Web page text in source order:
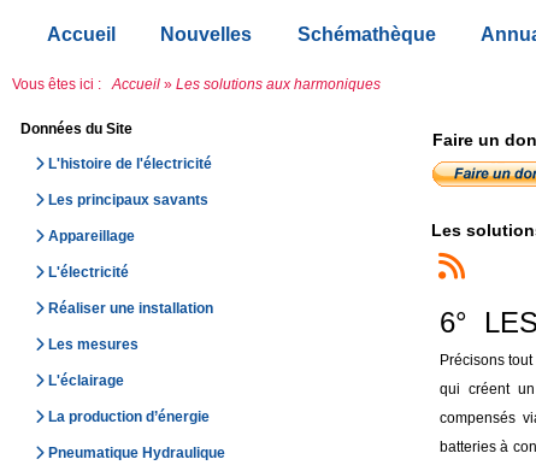
Accueil Nouvelles Schémathèque
Vous êtes ici : Accueil » Les solutions aux harmoniques
Données du Site
L'histoire de l'électricité
Les principaux savants
Appareillage
L'électricité
Réaliser une installation
Les mesures
L'éclairage
La production d’énergie
Pneumatique Hydraulique
Faire un
Les
6°
Précisons
qui créent
compensés
batteries à